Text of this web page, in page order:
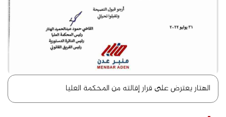
الهتار يعترض على قرار إقالته من المحكمة العليا